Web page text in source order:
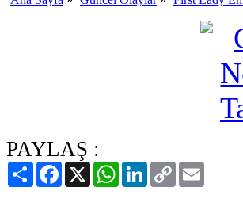
PAYLAŞ :
PaylaşFacebook
X WhatsAppLinkedIn
Copy
Link